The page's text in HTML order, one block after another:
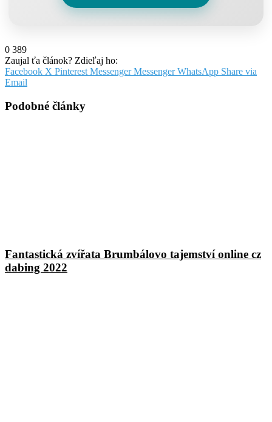
0 389
Zaujal ťa článok? Zdieľaj ho:
Facebook X Pinterest Messenger Messenger WhatsApp Share via
Email
Podobné články
Fantastická zvířata Brumbálovo tajemství online cz
dabing 2022